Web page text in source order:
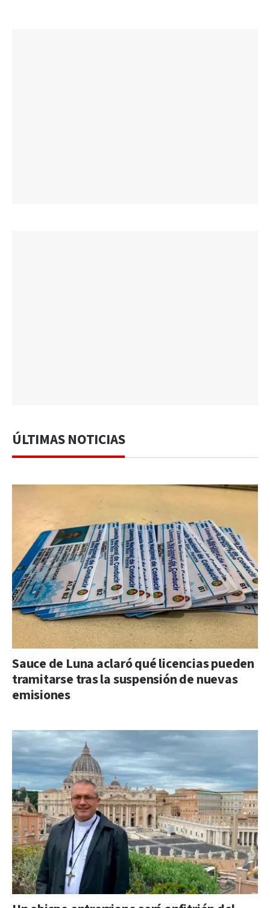
ÚLTIMAS NOTICIAS
Sauce de Luna aclaró qué licencias pueden
tramitarse tras la suspensión de nuevas
emisiones